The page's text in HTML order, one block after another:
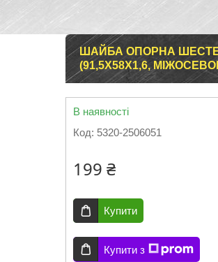
ШАЙБА ОПОРНА
(91,5Х58Х1,6,
В наявності
Код: 5320-2506051
199 ₴
Купити
Купити з